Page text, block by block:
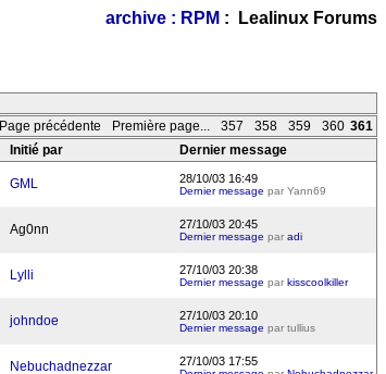
archive : RPM : Lealinux Forums
Page précédente Première page... 357 358 359 360 361
Initié par Dernier message
GML 28/10/03 16:49
Dernier message par Yann69
Ag0nn 27/10/03 20:45
Dernier message par adi
Lylli 27/10/03 20:38
Dernier message par kisscoolkiller
johndoe 27/10/03 20:10
Dernier message par tullius
Nebuchadnezzar 27/10/03 17:55